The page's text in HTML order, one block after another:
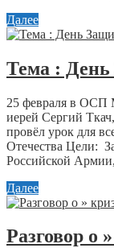
Далее
Тема : День
25 февраля в
иерей Сергий
провёл урок для
Отечества Цели:
Российской
Далее
Разговор о